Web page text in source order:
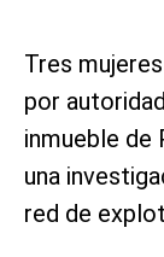
Tres
por
inmueble de
una
red de